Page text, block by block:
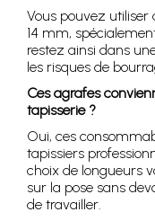
Vous pouvez
14 mm,
restez ainsi dans
les risques de
Ces agrafes
tapisserie ?
Oui, ces
tapissiers
choix de longueurs
sur la pose sans
de travailler.